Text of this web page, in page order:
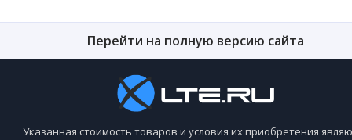
Перейти на полную версию сайта
Указанная стоимость товаров и условия их приобретения